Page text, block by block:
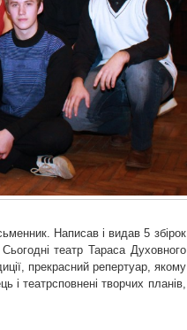
Написав і видав 5 збірок
театр Тараса Духовного
прекрасний репертуар, якому
і театрсповнені творчих планів,